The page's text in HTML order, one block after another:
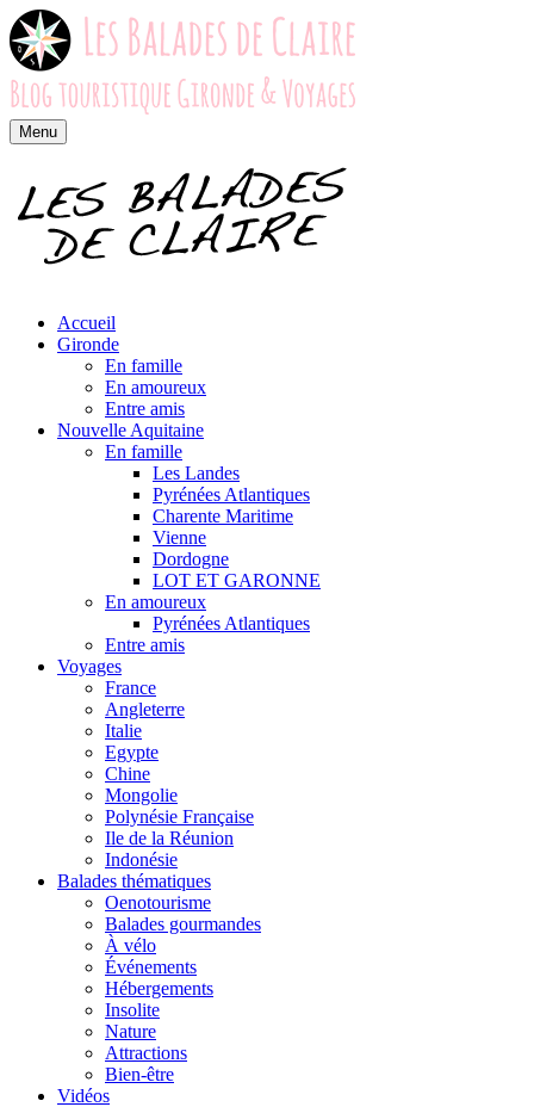
Menu
Accueil
Gironde
En famille
En amoureux
Entre amis
Nouvelle Aquitaine
En famille
Les Landes
Pyrénées Atlantiques
Charente Maritime
Vienne
Dordogne
LOT ET GARONNE
En amoureux
Pyrénées Atlantiques
Entre amis
Voyages
France
Angleterre
Italie
Egypte
Chine
Mongolie
Polynésie Française
Ile de la Réunion
Indonésie
Balades thématiques
Oenotourisme
Balades gourmandes
À vélo
Événements
Hébergements
Insolite
Nature
Attractions
Bien-être
Vidéos